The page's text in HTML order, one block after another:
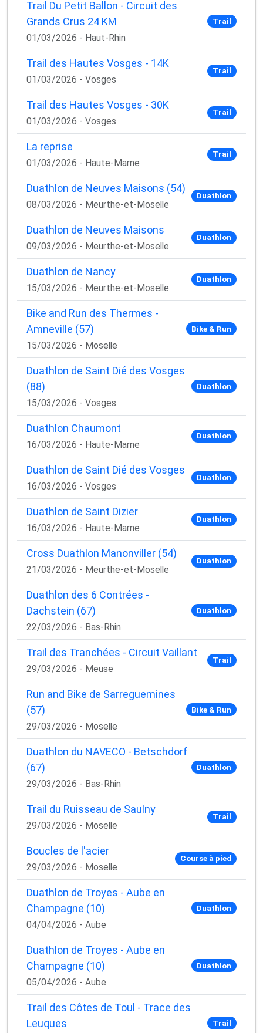
Trail Du Petit Ballon - Circuit des
Grands Crus 24 KM
01/03/2026 - Haut-Rhin
Trail
Trail des Hautes Vosges - 14K
01/03/2026 - Vosges
Trail
Trail des Hautes Vosges - 30K
01/03/2026 - Vosges
Trail
La reprise
01/03/2026 - Haute-Marne
Trail
Duathlon de Neuves Maisons (54)
08/03/2026 - Meurthe-et-Moselle
Duathlon
Duathlon de Neuves Maisons
09/03/2026 - Meurthe-et-Moselle
Duathlon
Duathlon de Nancy
15/03/2026 - Meurthe-et-Moselle
Duathlon
Bike and Run des Thermes -
Amneville (57)
15/03/2026 - Moselle
Bike & Run
Duathlon de Saint Dié des Vosges
(88)
15/03/2026 - Vosges
Duathlon
Duathlon Chaumont
16/03/2026 - Haute-Marne
Duathlon
Duathlon de Saint Dié des Vosges
16/03/2026 - Vosges
Duathlon
Duathlon de Saint Dizier
16/03/2026 - Haute-Marne
Duathlon
Cross Duathlon Manonviller (54)
21/03/2026 - Meurthe-et-Moselle
Duathlon
Duathlon des 6 Contrées -
Dachstein (67)
22/03/2026 - Bas-Rhin
Duathlon
Trail des Tranchées - Circuit Vaillant
29/03/2026 - Meuse
Trail
Run and Bike de Sarreguemines
(57)
29/03/2026 - Moselle
Bike & Run
Duathlon du NAVECO - Betschdorf
(67)
29/03/2026 - Bas-Rhin
Duathlon
Trail du Ruisseau de Saulny
29/03/2026 - Moselle
Trail
Boucles de l'acier
29/03/2026 - Moselle
Course à pied
Duathlon de Troyes - Aube en
Champagne (10)
04/04/2026 - Aube
Duathlon
Duathlon de Troyes - Aube en
Champagne (10)
05/04/2026 - Aube
Duathlon
Trail des Côtes de Toul - Trace des
Leuques
Trail